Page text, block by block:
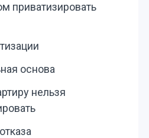
приватизировать
основа
нельзя